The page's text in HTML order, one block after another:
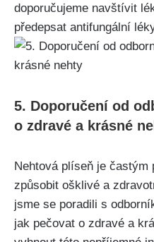
doporučujeme navštívit
předepsat antifungální
5. ‌Doporučení od
o zdravé a⁤ krásné
Nehtová plíseň je častým
způsobit ošklivé a
jsme se poradili s
jak pečovat o zdravé a